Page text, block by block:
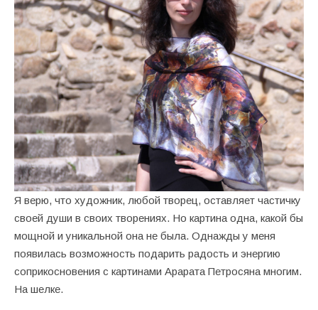
Я верю, что художник, любой творец, оставляет частичку
своей души в своих творениях. Но картина одна, какой бы
мощной и уникальной она не была. Однажды у меня
появилась возможность подарить радость и энергию
соприкосновения с картинами Арарата Петросяна многим.
На шелке.